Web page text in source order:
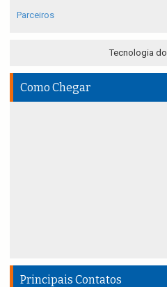
Parceiros
Tecnologia do
Como Chegar
Principais Contatos